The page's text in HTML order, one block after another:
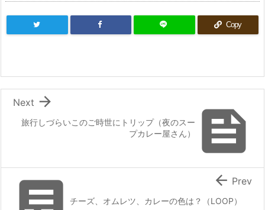
Copy

旅行しづらいこのご時世にトリップ（夜のスー
プカレー屋さん）

Next
チーズ、オムレツ、カレーの色は？（LOOP）
 Prev